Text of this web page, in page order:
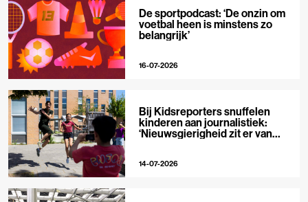
De sportpodcast: ‘De onzin om
voetbal heen is minstens zo
belangrijk’
16-07-2026
Bij Kidsreporters snuffelen
kinderen aan journalistiek:
‘Nieuwsgierigheid zit er van
14-07-2026